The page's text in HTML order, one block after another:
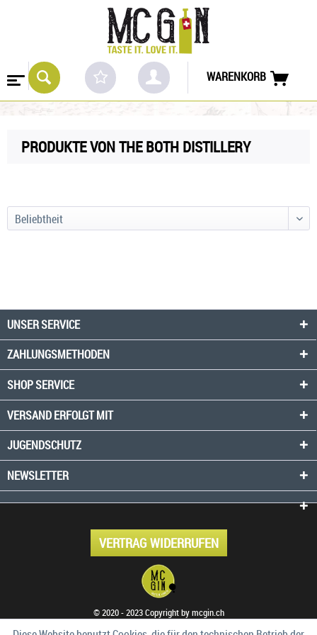
WARENKORB
PRODUKTE VON THE BOTH DISTILLERY
UNSER SERVICE
ZAHLUNGSMETHODEN
SHOP SERVICE
VERSAND ERFOLGT MIT
JUGENDSCHUTZ
NEWSLETTER
VERTRAG WIDERRUFEN
© 2020 - 2023 Copyright by mcgin.ch